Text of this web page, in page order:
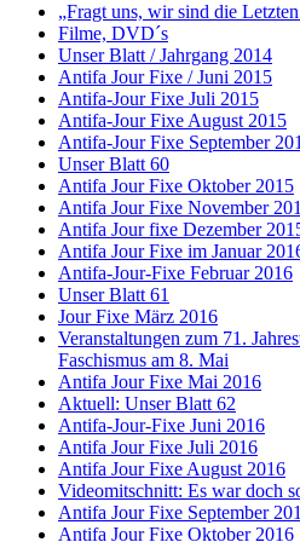
„Fragt uns, wir sind die
Filme, DVD´s
Unser Blatt / Jahrgang 2014
Antifa Jour Fixe / Juni 2015
Antifa-Jour Fixe Juli 2015
Antifa-Jour Fixe August 2015
Antifa-Jour Fixe September
Unser Blatt 60
Antifa Jour Fixe Oktober 2015
Antifa Jour Fixe November
Antifa Jour fixe Dezember
Antifa Jour Fixe im Januar
Antifa-Jour-Fixe Februar 2016
Unser Blatt 61
Jour Fixe März 2016
Veranstaltungen zum 71.
Faschismus am 8. Mai
Antifa Jour Fixe Mai 2016
Aktuell: Unser Blatt 62
Antifa-Jour-Fixe Juni 2016
Antifa Jour Fixe Juli 2016
Antifa Jour Fixe August 2016
Videomitschnitt: Es war doch
Antifa Jour Fixe September
Antifa Jour Fixe Oktober 2016